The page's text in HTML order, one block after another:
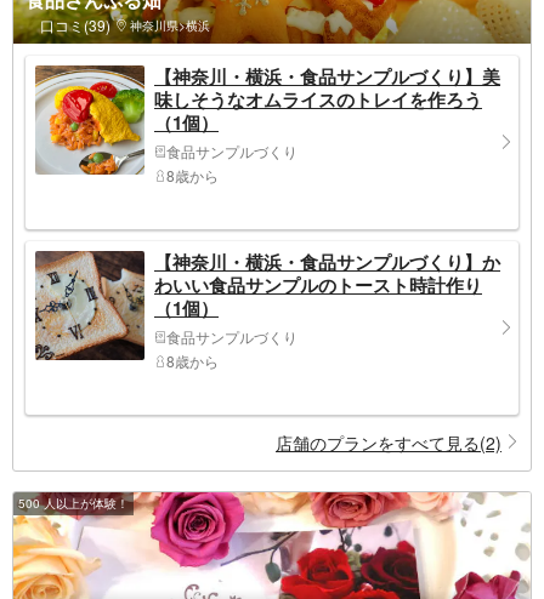
口コミ(39) 神奈川県>横浜
【神奈川・横浜・食品サンプルづくり】美
味しそうなオムライスのトレイを作ろう
（1個）
食品サンプルづくり
8歳から
【神奈川・横浜・食品サンプルづくり】か
わいい食品サンプルのトースト時計作り
（1個）
食品サンプルづくり
8歳から
店舗のプランをすべて見る(2)
500 人以上が体験！